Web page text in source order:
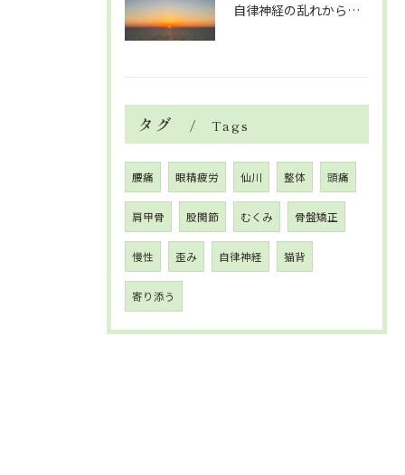
自律神経の乱れから生活習慣病、血液循環の滞り
タグ Tags
腰痛 眼精疲労 仙川 整体 頭痛
肩甲骨 股関節 むくみ 骨盤矯正
慢性 歪み 自律神経 猫背
寄り添う